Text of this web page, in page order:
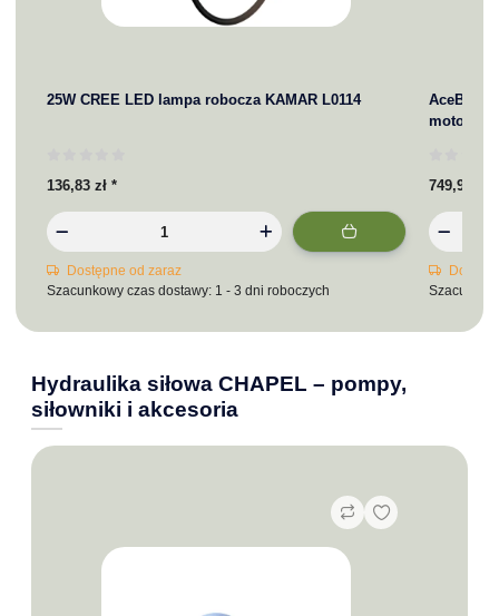
25W CREE LED lampa robocza KAMAR L0114
136,83 zł *
Dostępne od zaraz
Szacunkowy czas dostawy: 1 - 3 dni roboczych
AceBikes
749,94 zł
Hydraulika siłowa CHAPEL – pompy,
siłowniki i akcesoria